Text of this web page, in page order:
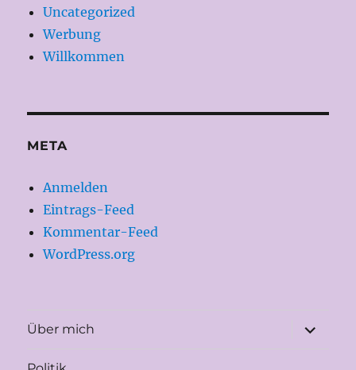
Uncategorized
Werbung
Willkommen
META
Anmelden
Eintrags-Feed
Kommentar-Feed
WordPress.org
Über mich
öffnen